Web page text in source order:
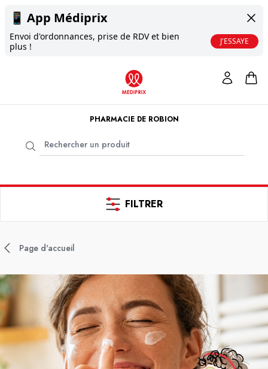
📱 App Médiprix
Envoi d'ordonnances, prise de RDV et bien
plus !
J'ESSAYE
PHARMACIE DE ROBION
FILTRER
Page d'accueil